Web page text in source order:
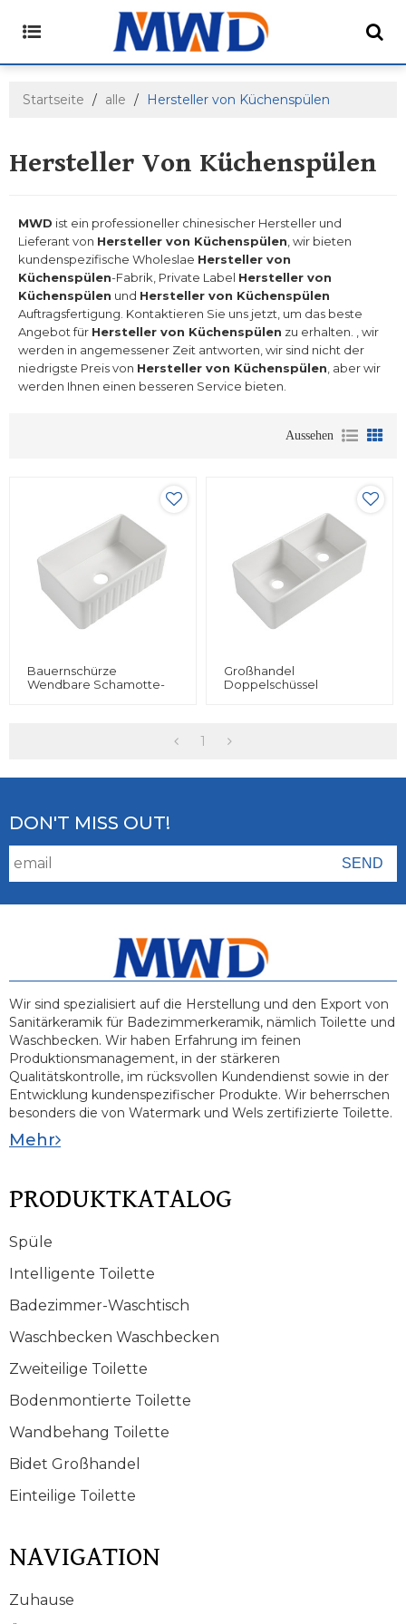
Startseite / alle / Hersteller von Küchenspülen
Hersteller Von Küchenspülen
MWD ist ein professioneller chinesischer Hersteller und
Lieferant von Hersteller von Küchenspülen , wir bieten
kundenspezifische Wholeslae Hersteller von
Küchenspülen-Fabrik, Private Label Hersteller von
Küchenspülen und Hersteller von Küchenspülen
Auftragsfertigung. Kontaktieren Sie uns jetzt, um das beste
Angebot für Hersteller von Küchenspülen zu erhalten. , wir
werden in angemessener Zeit antworten, wir sind nicht der
niedrigste Preis von Hersteller von Küchenspülen , aber wir
werden Ihnen einen besseren Service bieten.
Aussehen
Bauernschürze
Wendbare Schamotte-
Großhandel
Doppelschüssel
Spüle
1
DON'T MISS OUT!
Wir sind spezialisiert auf die Herstellung und den Export von
Sanitärkeramik für Badezimmerkeramik, nämlich Toilette und
Waschbecken. Wir haben Erfahrung im feinen
Produktionsmanagement, in der stärkeren
Qualitätskontrolle, im rücksvollen Kundendienst sowie in der
Entwicklung kundenspezifischer Produkte. Wir beherrschen
besonders die von Watermark und Wels zertifizierte Toilette.
Mehr
PRODUKTKATALOG
Spüle
Intelligente Toilette
Badezimmer-Waschtisch
Waschbecken Waschbecken
Zweiteilige Toilette
Bodenmontierte Toilette
Wandbehang Toilette
Bidet Großhandel
Einteilige Toilette
NAVIGATION
Zuhause